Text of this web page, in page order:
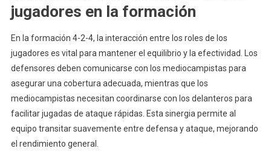
jugadores en la formación
En la formación 4-2-4, la interacción entre los roles de los
jugadores es vital para mantener el equilibrio y la efectividad. Los
defensores deben comunicarse con los mediocampistas para
asegurar una cobertura adecuada, mientras que los
mediocampistas necesitan coordinarse con los delanteros para
facilitar jugadas de ataque rápidas. Esta sinergia permite al
equipo transitar suavemente entre defensa y ataque, mejorando
el rendimiento general.